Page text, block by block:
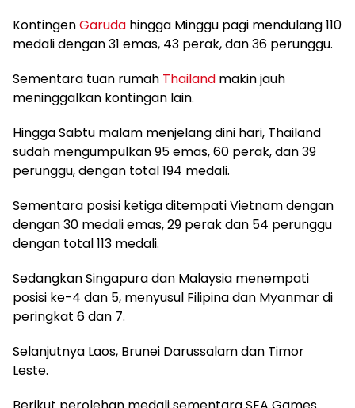
KontingenGaruda hingga Minggu pagi mendulang 110
medali dengan 31 emas, 43 perak, dan 36 perunggu.
Sementara tuan rumah Thailand makin jauh
meninggalkan kontingan lain.
Hingga Sabtu malam menjelang dini hari, Thailand
sudah mengumpulkan 95 emas, 60 perak, dan 39
perunggu, dengan total 194 medali.
Sementara posisi ketiga ditempati Vietnam dengan
dengan 30 medali emas, 29 perak dan 54 perunggu
dengan total 113 medali.
Sedangkan Singapura dan Malaysia menempati
posisi ke-4 dan 5, menyusul Filipina dan Myanmar di
peringkat 6 dan 7.
Selanjutnya Laos, Brunei Darussalam dan Timor
Leste.